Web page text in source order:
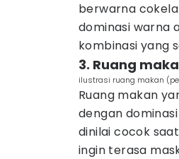
berwarna
dominasi warna
kombinasi yang
3. Ruang
ilustrasi ruang makan
Ruang makan
dengan
dinilai cocok
ingin terasa